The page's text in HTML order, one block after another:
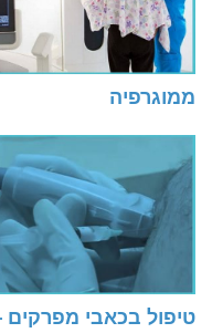
ממוגרפיה
טיפול בכאבי